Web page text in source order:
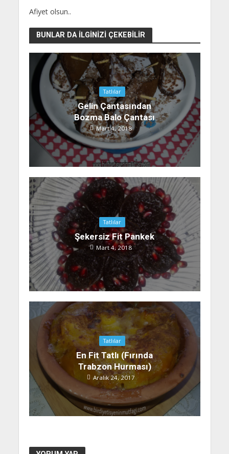
Afiyet olsun..
BUNLAR DA İLGINIZI ÇEKEBILIR
Tatlılar
Gelin Çantasından
Bozma Balo Çantası
Mart 4, 2018
Tatlılar
Şekersiz Fit Pankek
Mart 4, 2018
Tatlılar
En Fit Tatlı (Fırında
Trabzon Hurması)
Aralık 24, 2017